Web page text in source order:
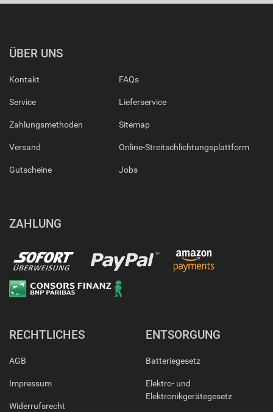
ÜBER UNS
Kontakt
Service
Zahlungsmethoden
Versand
Gutscheine
FAQs
Lieferservice
Sitemap
Online-Streitschlichtungsplattform
Jobs
ZAHLUNG
RECHTLICHES
AGB
Impressum
Widerrufsrecht
ENTSORGUNG
Batteriegesetz
Elektro- und
Elektronikgerätegesetz